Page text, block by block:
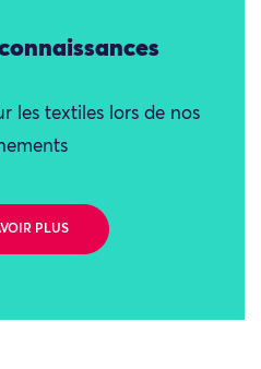
les textiles lors de nos
PLUS